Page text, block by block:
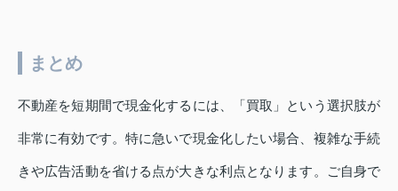
まとめ
不動産を短期間で現金化するには、「買取」という選択肢が
非常に有効です。特に急いで現金化したい場合、複雑な手続
きや広告活動を省ける点が大きな利点となります。ご自身で